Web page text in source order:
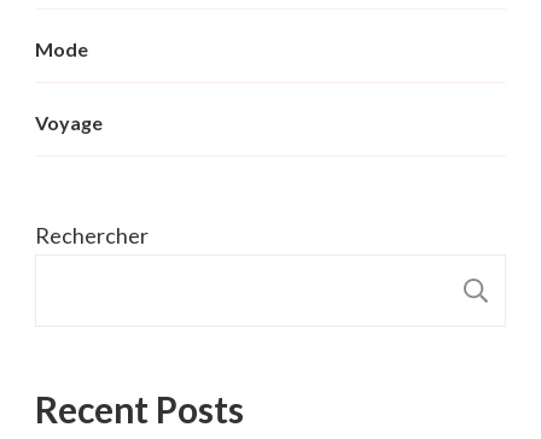
Mode
Voyage
Rechercher
Recent Posts